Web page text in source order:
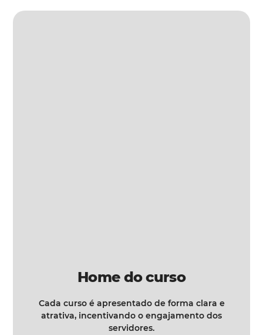
Home do curso
Cada curso é apresentado de forma clara e
atrativa, incentivando o engajamento dos
servidores.